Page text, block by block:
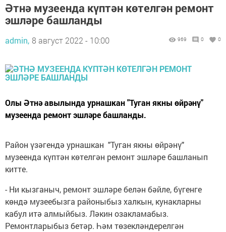
Әтнә музеенда күптән көтелгән ремонт
эшләре башланды
admin, 8 август 2022 - 10:00 969 0 0
Олы Әтнә авылында урнашкан "Туган якны өйрәнү"
музеенда ремонт эшләре башланды.
Район үзәгендә урнашкан "Туган якны өйрәнү"
музеенда күптән көтелгән ремонт эшләре башланып
китте.
- Ни кызганыч, ремонт эшләре белән бәйле, бүгенге
көндә музеебызга районыбыз халкын, кунакларны
кабул итә алмыйбыз. Ләкин озакламабыз.
Ремонтларыбыз бетәр. Һәм төзекләндерелгән